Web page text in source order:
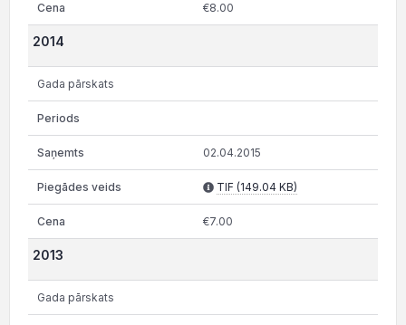
€8.00
2014
Gada pārskats
02.04.2015
TIF (149.04 KB)
€7.00
2013
Gada pārskats